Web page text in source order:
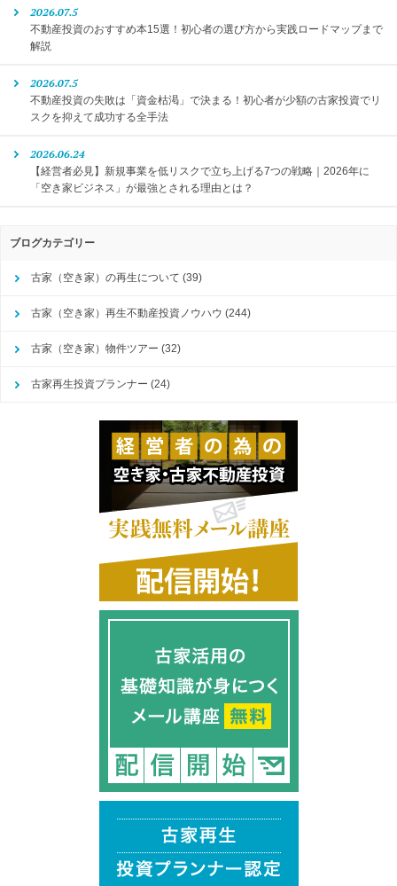
2026.07.5
不動産投資のおすすめ本15選！初心者の選び方から実践ロードマップまで
解説
2026.07.5
不動産投資の失敗は「資金枯渇」で決まる！初心者が少額の古家投資でリ
スクを抑えて成功する全手法
2026.06.24
【経営者必見】新規事業を低リスクで立ち上げる7つの戦略｜2026年に
「空き家ビジネス」が最強とされる理由とは？
ブログカテゴリー
古家（空き家）の再生について (39)
古家（空き家）再生不動産投資ノウハウ (244)
古家（空き家）物件ツアー (32)
古家再生投資プランナー (24)